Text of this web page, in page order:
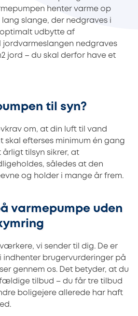
henter varme op
slange, der nedgraves i
udbytte af
jordvarmeslangen nedgraves
jord – du skal derfor have et
til syn?
om, at din luft til vand
skal efterses minimum én gang
årligt tilsyn sikrer, at
således at den
og holder i mange år frem.
varmepumpe uden
vi sender til dig. De er
indhenter brugervurderinger på
gennem os. Det betyder, at du
tilbud – du får tre tilbud
boligejere allerede har haft